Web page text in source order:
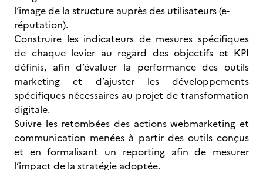
l’image de la structure auprès des utilisateurs (e-
réputation).
Construire les indicateurs de mesures spécifiques
de chaque levier au regard des objectifs et KPI
définis, afin d’évaluer la performance des outils
marketing et d’ajuster les développements
spécifiques nécessaires au projet de transformation
digitale.
Suivre les retombées des actions webmarketing et
communication menées à partir des outils conçus
et en formalisant un reporting afin de mesurer
l’impact de la stratégie adoptée.